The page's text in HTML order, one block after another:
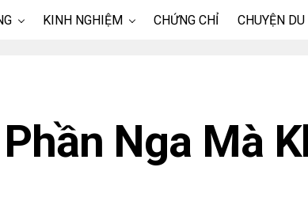
KINH NGHIỆM CHỨNG CHỈ CHUYỆN DU
Nga Mà